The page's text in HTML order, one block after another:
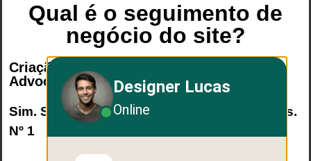
Qual é o seguimento de
negócio do site?
Criação de Logo e Site
Advocacia/Advogados:
Sim. SeguimentoSite Advocacia/Advogados.
Nº 1
Designer Lucas
Online